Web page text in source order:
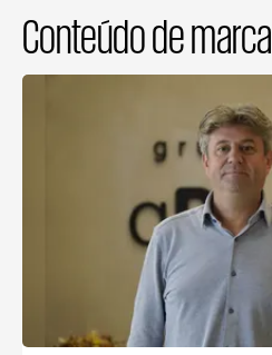
Conteúdo de marca